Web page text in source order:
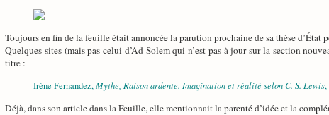
Toujours en fin de la feuille était annoncée la parution prochaine de sa thèse
Quelques sites (mais pas celui d’Ad Solem qui n’est pas à jour sur la section
titre :
Irène Fernandez,Mythe, Raison ardente. Imagination et réalité selon C. S. Lewis,
Déjà, dans son article dans la Feuille, elle mentionnait la parenté d’idée et la